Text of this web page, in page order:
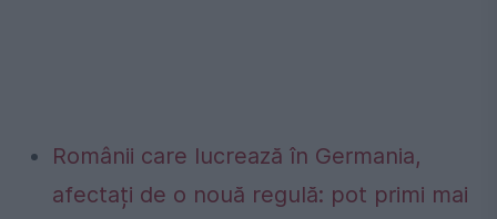
Românii care lucrează în Germania,
afectați de o nouă regulă: pot primi mai